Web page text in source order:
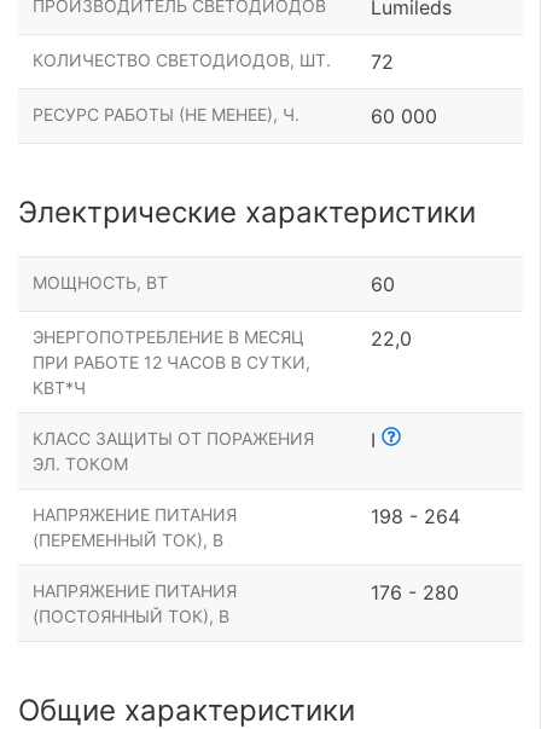
ПРОИЗВОДИТЕЛЬ СВЕТОДИОДОВ Lumileds
КОЛИЧЕСТВО СВЕТОДИОДОВ, ШТ. 72
РЕСУРС РАБОТЫ (НЕ МЕНЕЕ), Ч. 60 000
Электрические характеристики
МОЩНОСТЬ, ВТ 60
ЭНЕРГОПОТРЕБЛЕНИЕ В МЕСЯЦ
ПРИ РАБОТЕ 12 ЧАСОВ В СУТКИ,
КВТ*Ч
22,0
КЛАСС ЗАЩИТЫ ОТ ПОРАЖЕНИЯ
ЭЛ. ТОКОМ
I
НАПРЯЖЕНИЕ ПИТАНИЯ
(ПЕРЕМЕННЫЙ ТОК), В
198 - 264
НАПРЯЖЕНИЕ ПИТАНИЯ
(ПОСТОЯННЫЙ ТОК), В
176 - 280
Общие характеристики